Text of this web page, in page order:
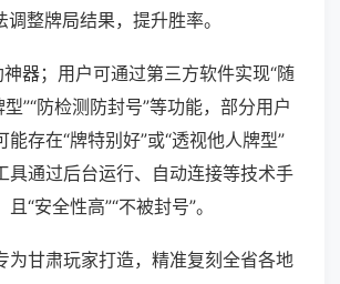
整牌局结果，提升胜率。
器；用户可通过第三方软件实现“随
型”“防检测防封号”等功能，部分用户
能存在“牌特别好”或“透视他人牌型”
具通过后台运行、自动连接等技术手
“安全性高”“不被封号”。
为甘肃玩家打造，精准复刻全省各地